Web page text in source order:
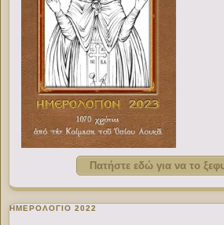
Πατήστε εδώ για να το
ΗΜΕΡΟΛΟΓΙΟ 2022